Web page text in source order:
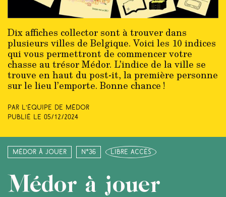
Dix affiches collector sont à trouver dans
plusieurs villes de Belgique. Voici les 10 indices
qui vous permettront de commencer votre
chasse au trésor Médor. L’indice de la ville se
trouve en haut du post-it, la première personne
sur le lieu l’emporte. Bonne chance !
Par L’équipe de Médor
Publié le 05/12/2024
Médor à jouer N°36 libre accès
Médor à jouer